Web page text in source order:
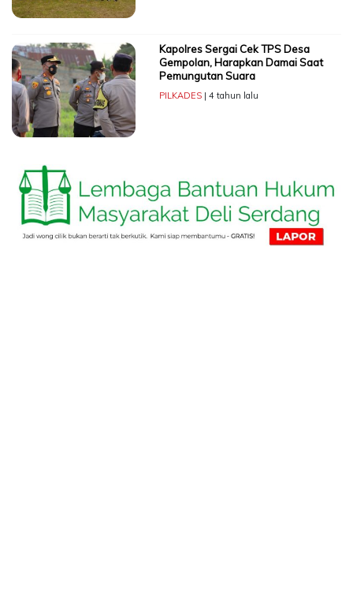
Kapolres Sergai Cek TPS Desa
Gempolan, Harapkan Damai Saat
Pemungutan Suara
PILKADES| 4 tahun lalu